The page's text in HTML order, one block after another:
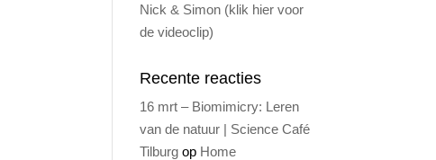
Nick & Simon (klik hier voor
de videoclip)
Recente reacties
16 mrt – Biomimicry: Leren
van de natuur | Science Café
Tilburg op Home